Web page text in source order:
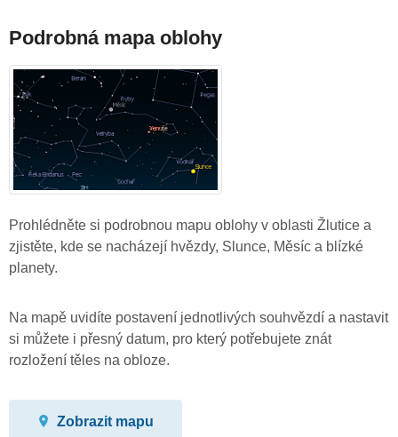
Podrobná mapa oblohy
Prohlédněte si podrobnou mapu oblohy v oblasti Žlutice a
zjistěte, kde se nacházejí hvězdy, Slunce, Měsíc a blízké
planety.
Na mapě uvidíte postavení jednotlivých souhvězdí a nastavit
si můžete i přesný datum, pro který potřebujete znát
rozložení těles na obloze.
Zobrazit mapu